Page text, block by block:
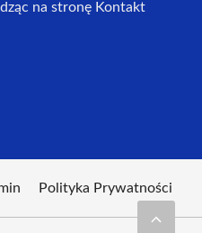
na stronę Kontakt
Polityka Prywatności